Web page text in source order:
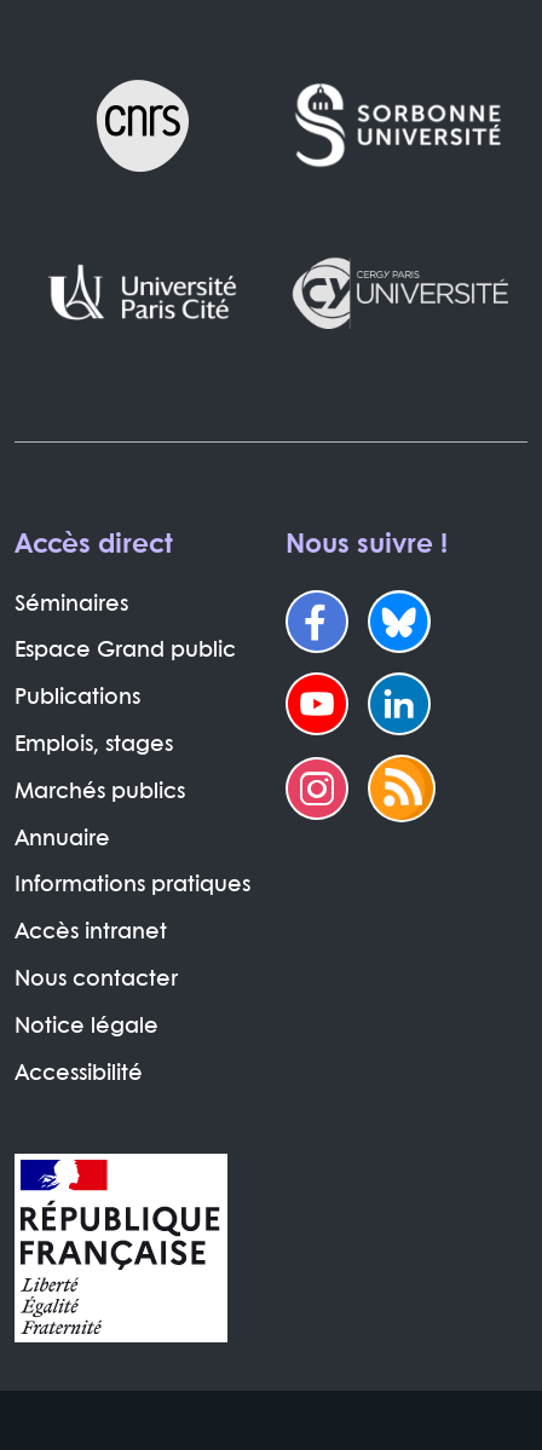
Accès direct
Séminaires
Espace Grand public
Publications
Emplois, stages
Marchés publics
Annuaire
Informations pratiques
Accès intranet
Nous contacter
Notice légale
Accessibilité
Nous suivre !